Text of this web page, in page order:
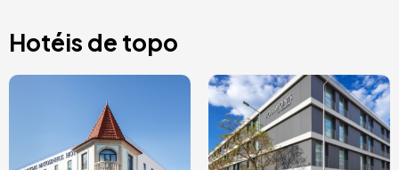
Hotéis de topo
Imagem